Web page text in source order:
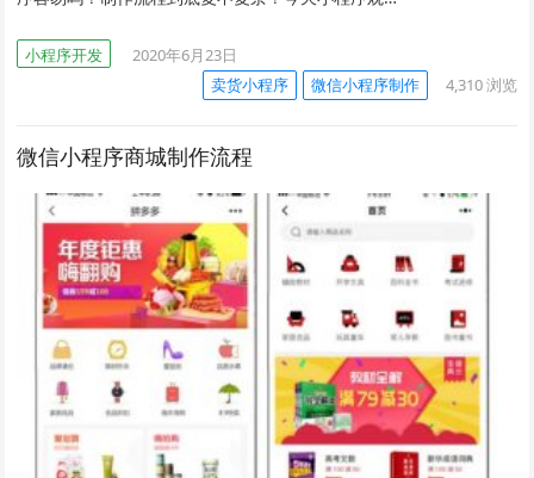
小程序开发
2020年6月23日
卖货小程序
微信小程序制作 4,310浏览
微信小程序商城制作流程